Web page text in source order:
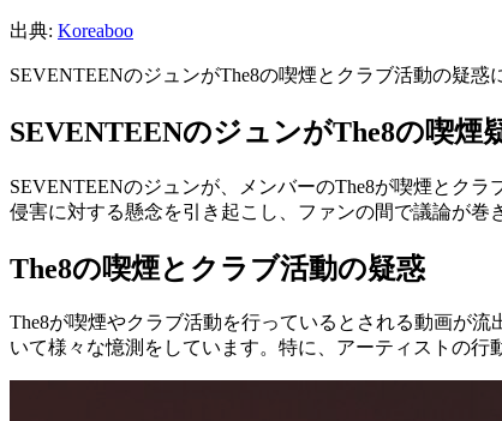
出典: Koreaboo
SEVENTEENのジュンがThe8の喫煙とクラブ活動の疑
SEVENTEENのジュンがThe8の喫煙
SEVENTEENのジュンが、メンバーのThe8が喫煙とク
侵害に対する懸念を引き起こし、ファンの間で議論が巻
The8の喫煙とクラブ活動の疑惑
The8が喫煙やクラブ活動を行っているとされる動画が
いて様々な憶測をしています。特に、アーティストの行